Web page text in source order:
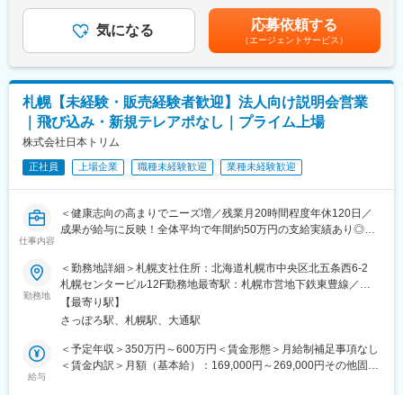
【同社について】
当社は売上高256億円、全国77拠点、従業員数570名規模を誇る調
剤機器メーカーです。1971年創業と半世紀以上歴史をもち、特に
1980年代から他社に先駆けてスウェーデンなどヨーロッパに販売
網を拡大してきました。国内だけでなく、海外での売上も安定的
に伸びているため経営が安定しています。
【顧客】大学病院、公立・法人病院、クリニック等の医療施設
【商材】医療材料から画像診断機器、内視鏡、外科機器、放射線
ィカル社、オリンパスマーケティング社、ニプロ社
■入社後の流れ、教育制度：
基本的にはOJT制度で現場社員の方があなた専属でメンターが付
きます。（半年程）しっかりと知識面の研修をした上で、まずは
先輩と病院やクリニックなどのお客様へ訪問し、現場を見て知識
を体系化、お客様に自分のことを覚えて頂き関係性を構築してい
きます。
ご入社頂くとともに、半年かけて身に付ける業務スケジュールに
沿って業務をこなして頂く為、置いて行かれる心配はございませ
※旭川支店では現在7人の営業がおります。
■評価制度：
等級とランクによる2段階の評価指標がございます。等級は1年に
れます。
ランクは数値面と業務達成度を評価し、基本給に紐づいておりま
回■賞与：年2回（過去実績３～４か月分支給）賃金はあくまでも
目安の金額であり、選考を通じて上下する可能性があります。月
給(月額)は固定手当を含めた表記です。
気になる 応募依頼する
（エージェントサービス）
札幌【未経験・販売経験者歓迎】法人向け説明会営業
｜飛び込み・新規テレアポなし｜プライム上場
株式会社日本トリム
正社員 上場企業 職種未経験歓迎 業種未経験歓迎
仕事内容
＜健康志向の高まりでニーズ増／残業月20時間程度年休120日／
成果が給与に反映！全体平均で年間約50万円の支給実績あり◎＞
【仕事の内容】
当社は、東証プライム上場の電解水素水整水器メーカーです。
今回募集するのは、法人企業の従業員様向けに製品説明会・体験
会を行う営業職です。
新規飛び込みや無作為なテレアポではなく、代理店からの紹介先
やお問い合わせのあった法人様が中心です。
入社後は専任トレーナーがつき、商品知識・説明トーク・商談の
勤務地
＜勤務地詳細＞札幌支社住所：北海道札幌市中央区北五条西6-2
札幌センタービル12F勤務地最寄駅：札幌市営地下鉄東豊線／さ
っぽろ駅受動喫煙対策：屋内全面禁煙変更の範囲：会社の定める
事業所
【最寄り駅】
さっぽろ駅、札幌駅、大通駅
給与
＜予定年収＞350万円～600万円＜賃金形態＞月給制補足事項なし
＜賃金内訳＞月額（基本給）：169,000円～269,000円その他固定